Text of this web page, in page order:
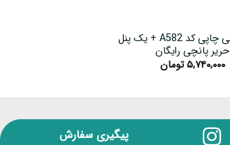
پرده پانچی چاپی کد A582 + یک پنل
حریر پانچی رایگان
۵,۷۴۰,۰۰۰تومان
پیگیری سفارش